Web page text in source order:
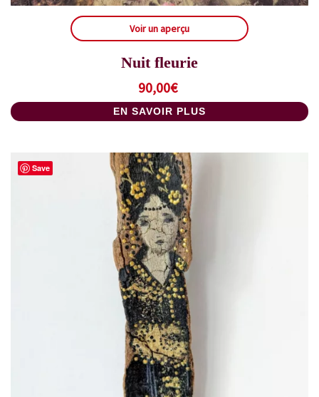
Voir un aperçu
Nuit fleurie
90,00€
EN SAVOIR PLUS
Save